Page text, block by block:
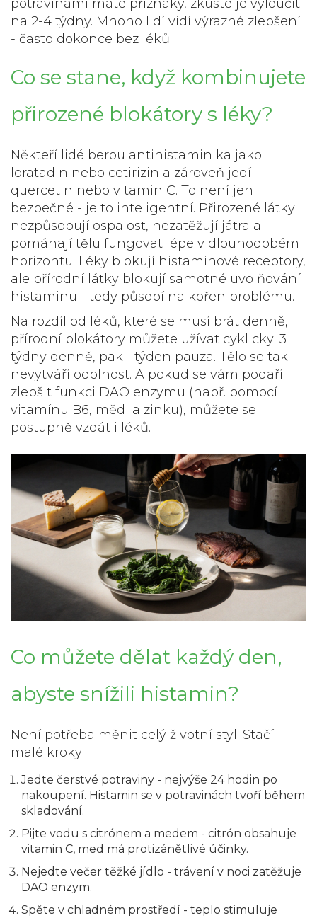
potravinami máte příznaky, zkuste je vyloučit
na 2-4 týdny. Mnoho lidí vidí výrazné zlepšení
- často dokonce bez léků.
Co se stane, když kombinujete
přirozené blokátory s léky?
Někteří lidé berou antihistaminika jako
loratadin nebo cetirizin a zároveň jedí
quercetin nebo vitamin C. To není jen
bezpečné - je to inteligentní. Přirozené látky
nezpůsobují ospalost, nezatěžují játra a
pomáhají tělu fungovat lépe v dlouhodobém
horizontu. Léky blokují histaminové receptory,
ale přírodní látky blokují samotné uvolňování
histaminu - tedy působí na kořen problému.
Na rozdíl od léků, které se musí brát denně,
přírodní blokátory můžete užívat cyklicky: 3
týdny denně, pak 1 týden pauza. Tělo se tak
nevytváří odolnost. A pokud se vám podaří
zlepšit funkci DAO enzymu (např. pomocí
vitamínu B6, mědi a zinku), můžete se
postupně vzdát i léků.
Co můžete dělat každý den,
abyste snížili histamin?
Není potřeba měnit celý životní styl. Stačí
malé kroky:
Jedte čerstvé potraviny - nejvýše 24 hodin po
nakoupení. Histamin se v potravinách tvoří během
skladování.
Pijte vodu s citrónem a medem - citrón obsahuje
vitamin C, med má protizánětlivé účinky.
Nejedte večer těžké jídlo - trávení v noci zatěžuje
DAO enzym.
Spěte v chladném prostředí - teplo stimuluje